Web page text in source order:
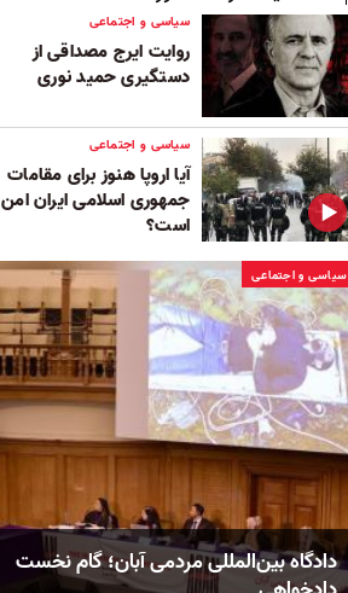
سیاسی و اجتماعی
روایت ایرج مصداقی از
دستگیری حمید نوری
سیاسی و اجتماعی
آیا اروپا هنوز برای مقامات
جمهوری اسلامی ایران امن
است؟
سیاسی و اجتماعی
دادگاه بین‌المللی مردمی آبان؛ گام نخست